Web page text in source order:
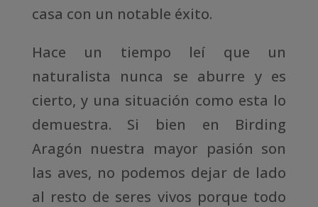
casa con un notable éxito.
Hace un tiempo leí que un
naturalista nunca se aburre y es
cierto, y una situación como esta lo
demuestra. Si bien en Birding
Aragón nuestra mayor pasión son
las aves, no podemos dejar de lado
al resto de seres vivos porque todo